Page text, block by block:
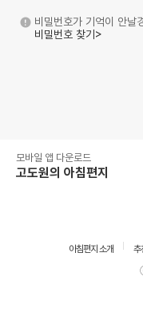
비밀번호가 기억이 안날
비밀번호 찾기>
모바일 앱 다운로드
고도원의 아침편지
아침편지 소개 추